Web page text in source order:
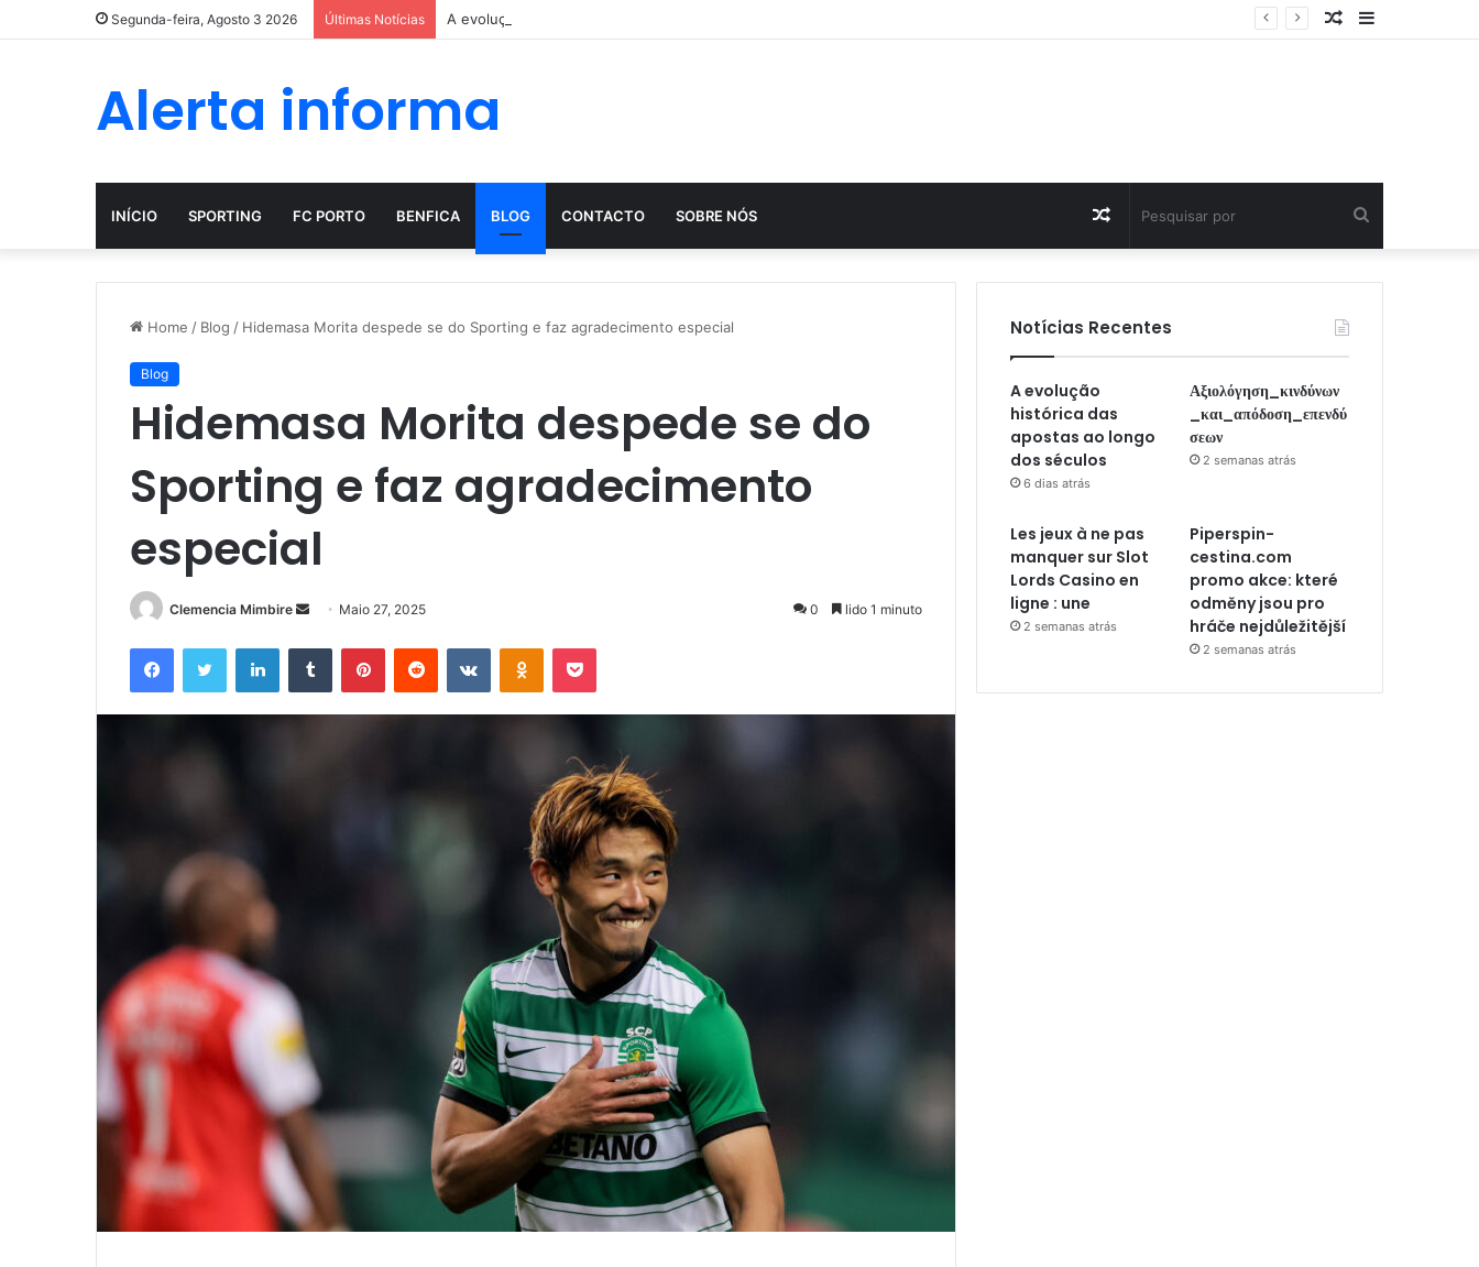
Segunda-feira, Agosto 3 2026 Últimas Notícias A evolução histórica das apostas ao longo dos séculos Sidebar
Artigo
Alerta informa
INÍCIO SPORTING FC PORTO BENFICA BLOG CONTACTO SOBRE NÓS
por
Artigo
Aleatório
Home / Blog / Hidemasa Morita despede se do Sporting e faz agradecimento especial
Blog
Hidemasa Morita despede se do
Sporting e faz agradecimento
especial
Clemencia Mimbire
Send
email
Maio 27, 2025 0 lido 1 minuto
FacebookTwitter LinkedInTumblr PinterestReddit VKontakteOdnoklassniki
Pocket
Notícias Recentes
A evolução
histórica das
apostas ao longo
dos séculos
6 dias atrás
Αξιολόγηση_κινδύνων
_και_απόδοση_επενδύ
σεων
2 semanas atrás
Les jeux à ne pas
manquer sur Slot
Lords Casino en
ligne : une
2 semanas atrás
Piperspin-
cestina.com
promo akce: které
odměny jsou pro
hráče nejdůležitější
2 semanas atrás